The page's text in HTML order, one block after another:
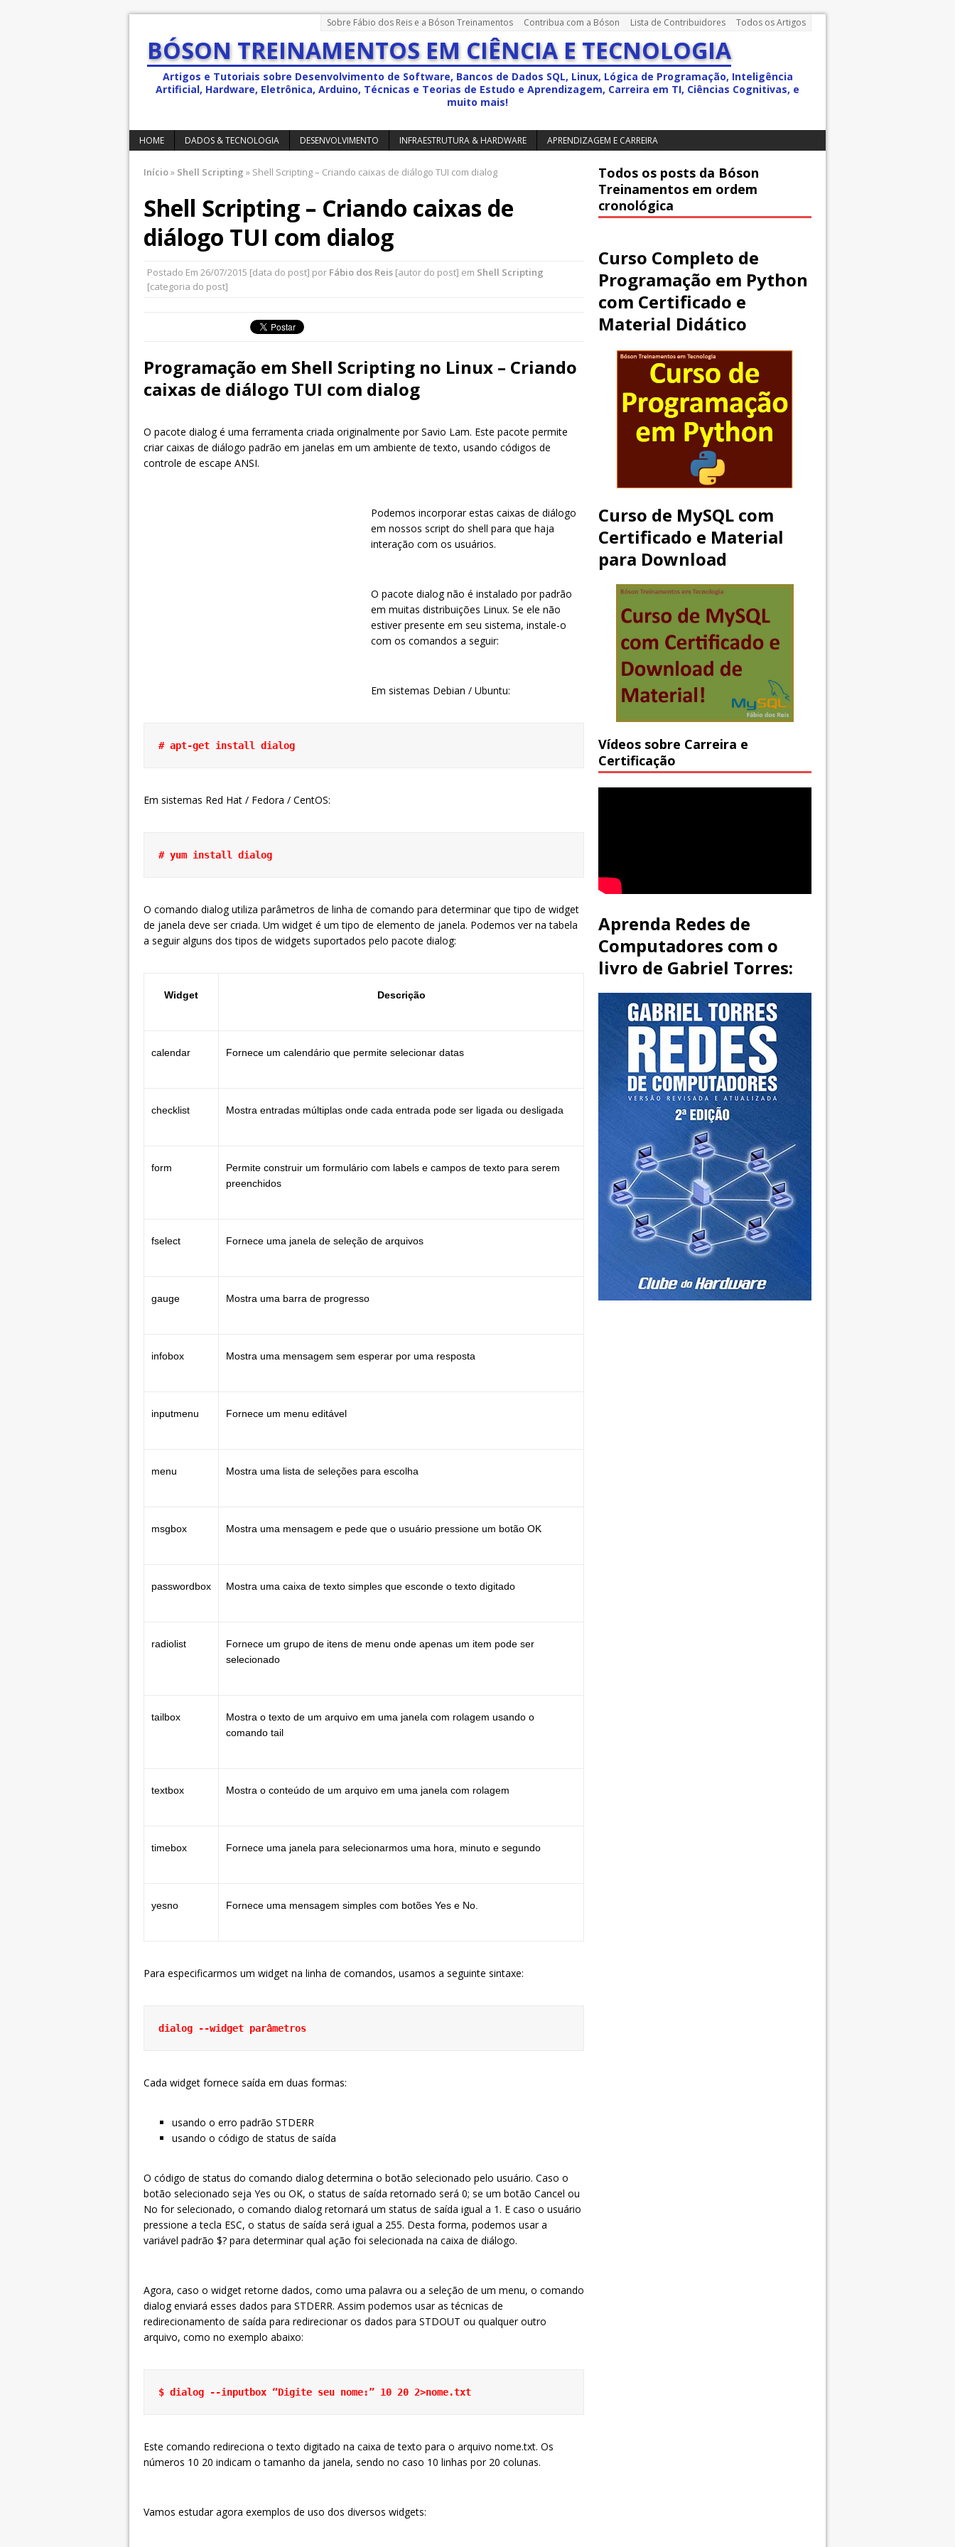
Sobre Fábio dos Reis e a Bóson Treinamentos Contribua com a Bóson Lista de Contribuidores Todos os Artigos
BÓSON TREINAMENTOS EM CIÊNCIA E TECNOLOGIA
Artigos e Tutoriais sobre Desenvolvimento de Software, Bancos de Dados SQL, Linux, Lógica de Programação, Inteligência
Artificial, Hardware, Eletrônica, Arduino, Técnicas e Teorias de Estudo e Aprendizagem, Carreira em TI, Ciências Cognitivas, e
muito mais!
HOME DADOS & TECNOLOGIA DESENVOLVIMENTO INFRAESTRUTURA & HARDWARE APRENDIZAGEM E CARREIRA
Início» Shell Scripting » Shell Scripting – Criando caixas de diálogo TUI com dialog
Shell Scripting – Criando caixas de
diálogo TUI com dialog
Postado Em 26/07/2015 [data do post] por Fábio dos Reis [autor do post] em Shell Scripting
[categoria do post]
Programação em Shell Scripting no Linux – Criando
caixas de diálogo TUI com dialog
O pacote dialog é uma ferramenta criada originalmente por Savio Lam. Este pacote permite
criar caixas de diálogo padrão em janelas em um ambiente de texto, usando códigos de
controle de escape ANSI.
Podemos incorporar estas caixas de diálogo
em nossos script do shell para que haja
interação com os usuários.
O pacote dialog não é instalado por padrão
em muitas distribuições Linux. Se ele não
estiver presente em seu sistema, instale-o
com os comandos a seguir:
Em sistemas Debian / Ubuntu:
# apt-get install dialog
Em sistemas Red Hat / Fedora / CentOS:
# yum install dialog
O comando dialog utiliza parâmetros de linha de comando para determinar que tipo de widget
de janela deve ser criada. Um widget é um tipo de elemento de janela. Podemos ver na tabela
a seguir alguns dos tipos de widgets suportados pelo pacote dialog:
Widget Descrição
calendar Fornece um calendário que permite selecionar datas
checklist Mostra entradas múltiplas onde cada entrada pode ser ligada ou desligada
form
Permite construir um formulário com labels e campos de texto para serem
preenchidos
fselect Fornece uma janela de seleção de arquivos
gauge Mostra uma barra de progresso
infobox Mostra uma mensagem sem esperar por uma resposta
inputmenu Fornece um menu editável
menu Mostra uma lista de seleções para escolha
msgbox Mostra uma mensagem e pede que o usuário pressione um botão OK
passwordbox Mostra uma caixa de texto simples que esconde o texto digitado
radiolist
Fornece um grupo de itens de menu onde apenas um item pode ser
selecionado
tailbox
Mostra o texto de um arquivo em uma janela com rolagem usando o
comando tail
textbox Mostra o conteúdo de um arquivo em uma janela com rolagem
timebox Fornece uma janela para selecionarmos uma hora, minuto e segundo
yesno Fornece uma mensagem simples com botões Yes e No.
Para especificarmos um widget na linha de comandos, usamos a seguinte sintaxe:
dialog --widget parâmetros
Cada widget fornece saída em duas formas:
usando o erro padrão STDERR
usando o código de status de saída
O código de status do comando dialog determina o botão selecionado pelo usuário. Caso o
botão selecionado seja Yes ou OK, o status de saída retornado será 0; se um botão Cancel ou
No for selecionado, o comando dialog retornará um status de saída igual a 1. E caso o usuário
pressione a tecla ESC, o status de saída será igual a 255. Desta forma, podemos usar a
variável padrão $? para determinar qual ação foi selecionada na caixa de diálogo.
Agora, caso o widget retorne dados, como uma palavra ou a seleção de um menu, o comando
dialog enviará esses dados para STDERR. Assim podemos usar as técnicas de
redirecionamento de saída para redirecionar os dados para STDOUT ou qualquer outro
arquivo, como no exemplo abaixo:
$ dialog --inputbox “Digite seu nome:” 10 20 2>nome.txt
Este comando redireciona o texto digitado na caixa de texto para o arquivo nome.txt. Os
números 10 20 indicam o tamanho da janela, sendo no caso 10 linhas por 20 colunas.
Vamos estudar agora exemplos de uso dos diversos widgets:
Todos os posts da Bóson
Treinamentos em ordem
cronológica
Curso Completo de
Programação em Python
com Certificado e
Material Didático
Curso de MySQL com
Certificado e Material
para Download
Vídeos sobre Carreira e
Certificação
Aprenda Redes de
Computadores com o
livro de Gabriel Torres: